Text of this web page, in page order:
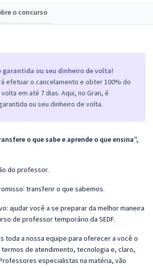
o concurso
ou seu dinheiro de volta!
efetuar o cancelamento e obter 100% do
em até 7 dias. Aqui, no Gran, é
ou seu dinheiro de volta.
o que sabe e aprende o que ensina”,
do professor.
transferir o que sabemos.
ajudar você a se preparar da melhor maneira
de professor temporário da SEDF.
toda a nossa equipe para oferecer a você o
termos de atendimento, tecnologia e, claro,
especialistas na matéria, vão